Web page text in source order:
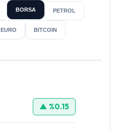
BORSA PETROL
EURO BITCOIN
▲ %0.15